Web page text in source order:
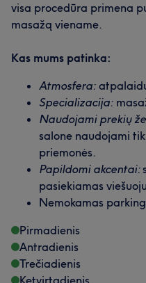
visa procedūra primena
masažą viename.
Kas mums patinka:
Atmosfera:
Specializacija:
Naudojami prekių
salone naudojami
priemonės.
Papildomi akcentai:
pasiekiamas
Nemokamas
Pirmadienis
Antradienis
Trečiadienis
Ketvirtadienis